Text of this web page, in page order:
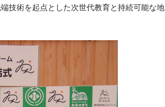
端技術を起点とした次世代教育と持続可能な地